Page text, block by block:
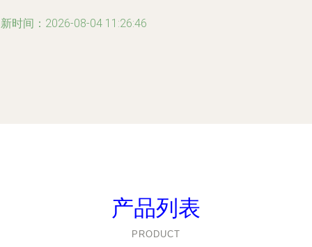
时间：2026-08-04 11:26:46
产品列表
PRODUCT